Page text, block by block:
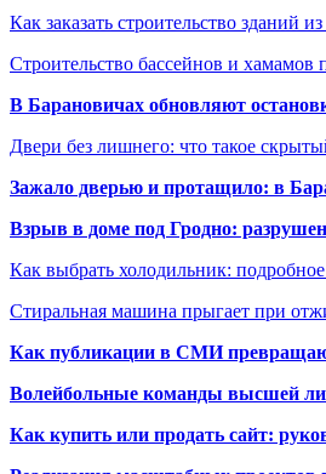
Как заказать строительство зданий
Строительство бассейнов и
В Барановичах обновляют
Двери без лишнего: что такое
Зажало дверью и протащило: в
Взрыв в доме под Гродно:
Как выбрать холодильник:
Стиральная машина прыгает при
Как публикации в СМИ
Волейбольные команды высшей
Как купить или продать сайт: